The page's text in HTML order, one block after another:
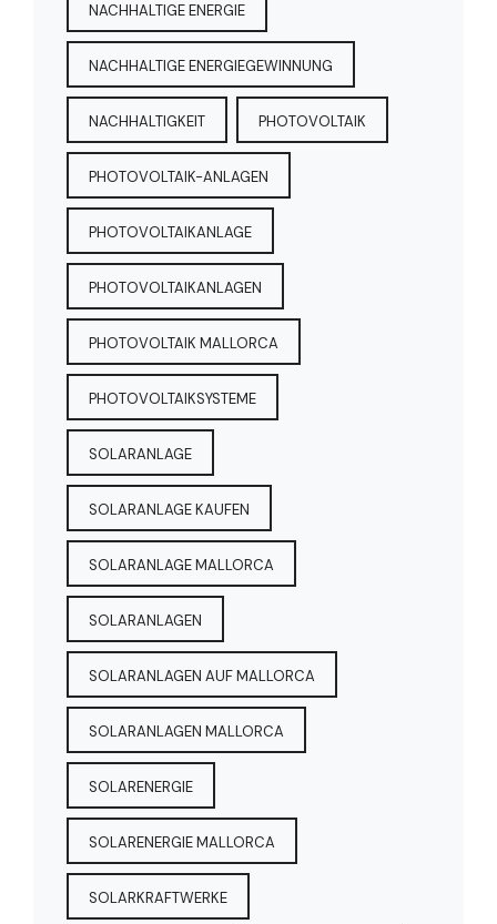
NACHHALTIGE ENERGIE
NACHHALTIGE ENERGIEGEWINNUNG
NACHHALTIGKEIT PHOTOVOLTAIK
PHOTOVOLTAIK-ANLAGEN
PHOTOVOLTAIKANLAGE
PHOTOVOLTAIKANLAGEN
PHOTOVOLTAIK MALLORCA
PHOTOVOLTAIKSYSTEME
SOLARANLAGE
SOLARANLAGE KAUFEN
SOLARANLAGE MALLORCA
SOLARANLAGEN
SOLARANLAGEN AUF MALLORCA
SOLARANLAGEN MALLORCA
SOLARENERGIE
SOLARENERGIE MALLORCA
SOLARKRAFTWERKE